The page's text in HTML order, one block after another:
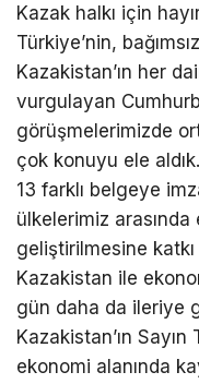
Kazak halkı için
Türkiye’nin,
Kazakistan’ın her
vurgulayan
görüşmelerimizde
çok konuyu ele
13 farklı belgeye
ülkelerimiz
geliştirilmesine
Kazakistan ile
gün daha da ileriye
Kazakistan’ın
ekonomi alanında